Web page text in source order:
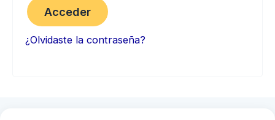
Acceder
¿Olvidaste la contraseña?